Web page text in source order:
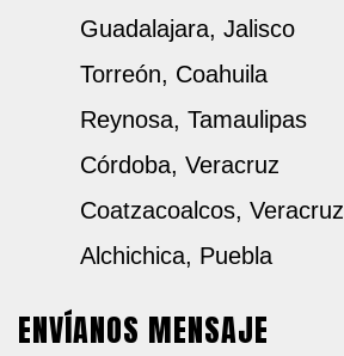
Guadalajara, Jalisco
Torreón, Coahuila
Reynosa, Tamaulipas
Córdoba, Veracruz
Coatzacoalcos, Veracruz
Alchichica, Puebla
ENVÍANOS MENSAJE